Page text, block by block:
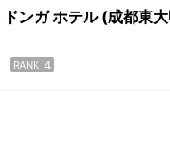
ドンガ ホテル (成都東
RANK 4